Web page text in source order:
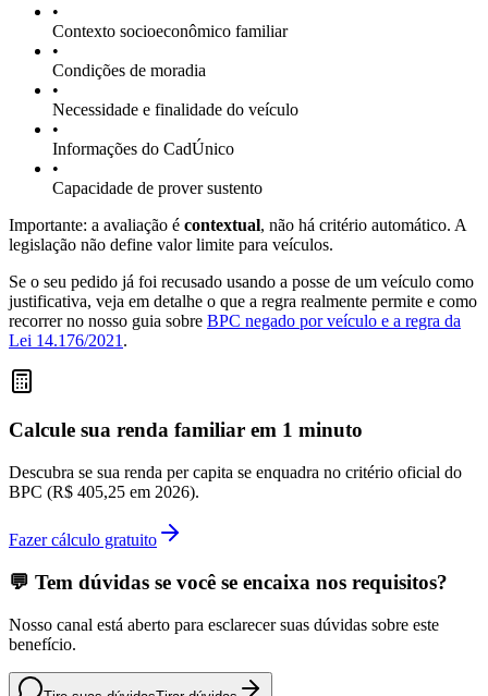
•
Contexto socioeconômico familiar
•
Condições de moradia
•
Necessidade e finalidade do veículo
•
Informações do CadÚnico
•
Capacidade de prover sustento
Importante: a avaliação é contextual, não há critério automático. A
legislação não define valor limite para veículos.
Se o seu pedido já foi recusado usando a posse de um veículo como
justificativa, veja em detalhe o que a regra realmente permite e como
recorrer no nosso guia sobre BPC negado por veículo e a regra da
Lei 14.176/2021 .
Calcule sua renda familiar em 1 minuto
Descubra se sua renda per capita se enquadra no critério oficial do
BPC (R$ 405,25 em 2026).
Fazer cálculo gratuito
💬 Tem dúvidas se você se encaixa nos requisitos?
Nosso canal está aberto para esclarecer suas dúvidas sobre este
benefício.